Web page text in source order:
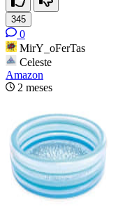
345
0
MirY_oFerTas
Celeste
Amazon
2 meses